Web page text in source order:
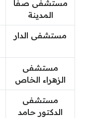
مستشفى صفا
المدينة
مستشفى الدار
مستشفى
الزهراء الخاص
مستشفى
الدكتور حامد